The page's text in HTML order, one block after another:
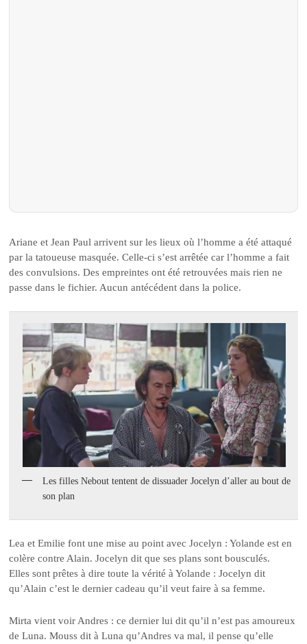
Ariane et Jean Paul arrivent sur les lieux où l’homme a été attaqué
par la tatoueuse masquée. Celle-ci s’est arrêtée car l’homme a fait
des convulsions. Des empreintes ont été retrouvées mais rien ne
passe dans le fichier. Aucun antécédent dans la police.
Les filles Nebout tentent de dissuader Jocelyn d’aller au bout de
son plan
Lea et Emilie font une mise au point avec Jocelyn : Yolande est en
colère contre Alain. Jocelyn dit que ses plans sont bousculés.
Elles sont prêtes à dire toute la vérité à Yolande : Jocelyn dit
qu’Alain c’est le dernier cadeau qu’il veut faire à sa femme.
Mirta vient voir Andres : ce dernier lui dit qu’il n’est pas amoureux
de Luna. Mouss dit à Luna qu’Andres va mal, il pense qu’elle